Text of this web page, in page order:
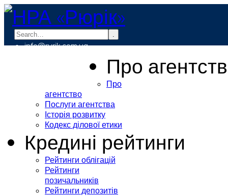
.
info@rurik.com.ua
Про
Про
агентство
Послуги агентства
Історія розвитку
Кодекс ділової етики
Кредині рейтинги
Рейтинги облігацій
Рейтинги
позичальників
Рейтинги депозитів